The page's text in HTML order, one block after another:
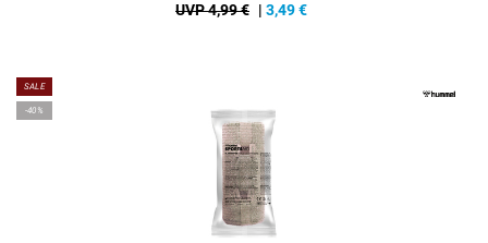
UVP 4,99 € | 3,49€
SALE
-40%